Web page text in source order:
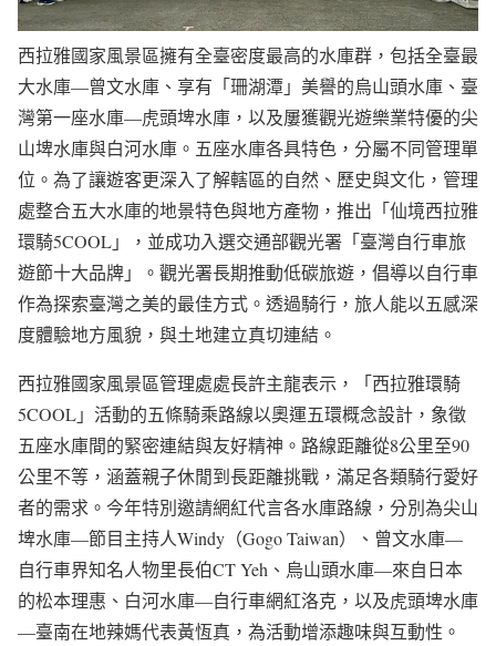
西拉雅國家風景區擁有全臺密度最高的水庫群，包括全臺最
大水庫—曾文水庫、享有「珊湖潭」美譽的烏山頭水庫、臺
灣第一座水庫—虎頭埤水庫，以及屢獲觀光遊樂業特優的尖
山埤水庫與白河水庫。五座水庫各具特色，分屬不同管理單
位。為了讓遊客更深入了解轄區的自然、歷史與文化，管理
處整合五大水庫的地景特色與地方產物，推出「仙境西拉雅
環騎5COOL」，並成功入選交通部觀光署「臺灣自行車旅
遊節十大品牌」。觀光署長期推動低碳旅遊，倡導以自行車
作為探索臺灣之美的最佳方式。透過騎行，旅人能以五感深
度體驗地方風貌，與土地建立真切連結。
西拉雅國家風景區管理處處長許主龍表示，「西拉雅環騎
5COOL」活動的五條騎乘路線以奧運五環概念設計，象徵
五座水庫間的緊密連結與友好精神。路線距離從8公里至90
公里不等，涵蓋親子休閒到長距離挑戰，滿足各類騎行愛好
者的需求。今年特別邀請網紅代言各水庫路線，分別為尖山
埤水庫—節目主持人Windy（Gogo Taiwan）、曾文水庫—
自行車界知名人物里長伯CT Yeh、烏山頭水庫—來自日本
的松本理惠、白河水庫—自行車網紅洛克，以及虎頭埤水庫
—臺南在地辣媽代表黃恆真，為活動增添趣味與互動性。